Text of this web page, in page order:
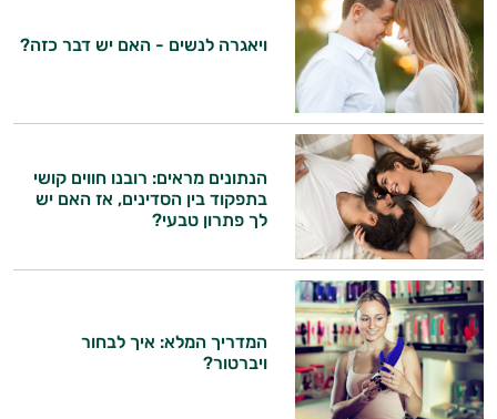
ויאגרה לנשים - האם יש דבר כזה?
הנתונים מראים: רובנו חווים קושי
בתפקוד בין הסדינים, אז האם יש
לך פתרון טבעי?
המדריך המלא: איך לבחור
ויברטור?